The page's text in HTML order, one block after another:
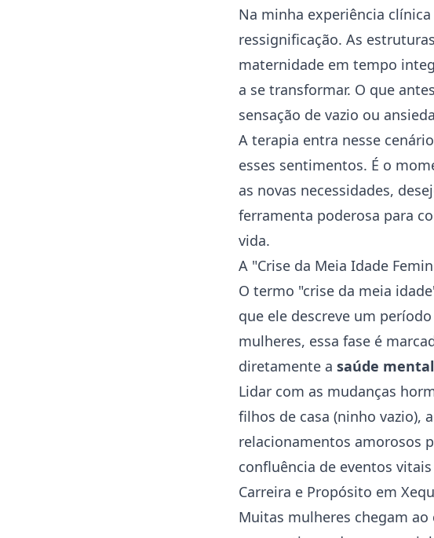
Na minha experiência
ressignificação. As
maternidade em tempo
a se transformar. O que
sensação de vazio ou
A terapia entra nesse
esses sentimentos. É o
as novas necessidades,
ferramenta poderosa para
vida.
A "Crise da Meia Idade
O termo "crise da meia
que ele descreve um
mulheres, essa fase é
diretamente a saúde
Lidar com as mudanças
filhos de casa (ninho vazio),
relacionamentos amorosos
confluência de eventos
Carreira e Propósito em
Muitas mulheres chegam